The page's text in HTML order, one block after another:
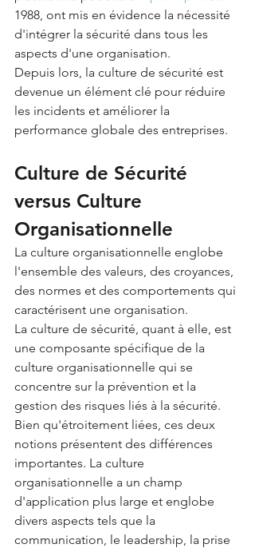
1988, ont mis en évidence la nécessité
d'intégrer la sécurité dans tous les
aspects d'une organisation.
Depuis lors, la culture de sécurité est
devenue un élément clé pour réduire
les incidents et améliorer la
performance globale des entreprises.
Culture de Sécurité
versus Culture
Organisationnelle
La culture organisationnelle englobe
l'ensemble des valeurs, des croyances,
des normes et des comportements qui
caractérisent une organisation.
La culture de sécurité, quant à elle, est
une composante spécifique de la
culture organisationnelle qui se
concentre sur la prévention et la
gestion des risques liés à la sécurité.
Bien qu'étroitement liées, ces deux
notions présentent des différences
importantes. La culture
organisationnelle a un champ
d'application plus large et englobe
divers aspects tels que la
communication, le leadership, la prise